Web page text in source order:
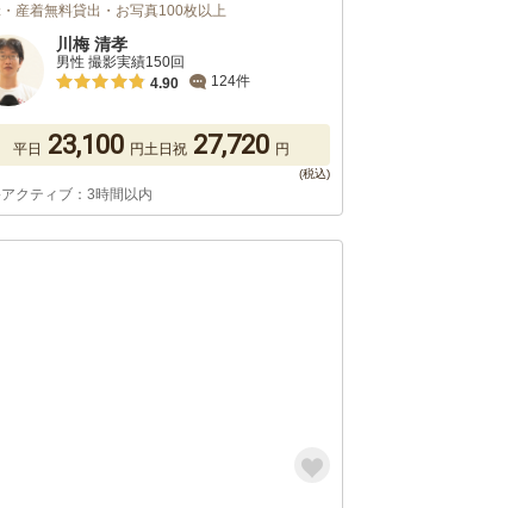
産着無料貸出・お写真100枚以上
川梅 清孝
男性 撮影実績150回
4.90
124件
平日 23,100 円土日祝 27,720 円
クティブ：3時間以内